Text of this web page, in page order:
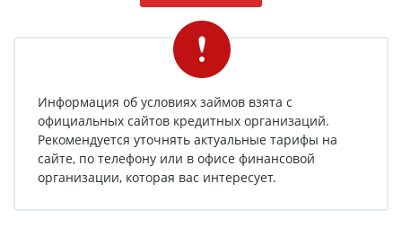
Информация об условиях займов взята с
официальных сайтов кредитных организаций.
Рекомендуется уточнять актуальные тарифы на
сайте, по телефону или в офисе финансовой
организации, которая вас интересует.